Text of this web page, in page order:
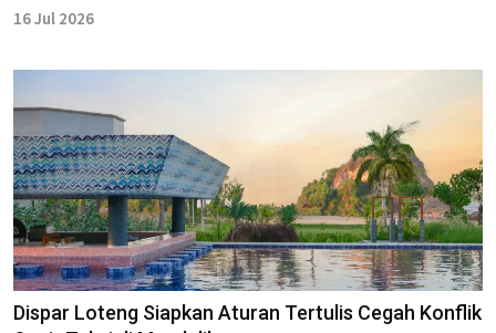
16 Jul 2026
Dispar Loteng Siapkan Aturan Tertulis Cegah Konflik